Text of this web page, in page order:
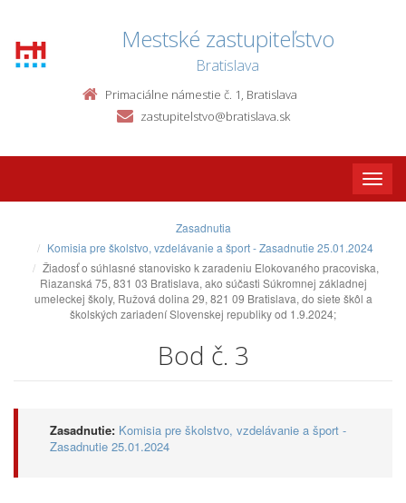
Mestské zastupiteľstvo
Bratislava
Primaciálne námestie č. 1, Bratislava
zastupitelstvo@bratislava.sk
Toggle
Zasadnutia
Komisia pre školstvo, vzdelávanie a šport - Zasadnutie 25.01.2024
Žiadosť o súhlasné stanovisko k zaradeniu Elokovaného pracoviska,
Riazanská 75, 831 03 Bratislava, ako súčasti Súkromnej základnej
umeleckej školy, Ružová dolina 29, 821 09 Bratislava, do siete škôl a
školských zariadení Slovenskej republiky od 1.9.2024;
Bod č. 3
Zasadnutie: Komisia pre školstvo, vzdelávanie a šport -
Zasadnutie 25.01.2024